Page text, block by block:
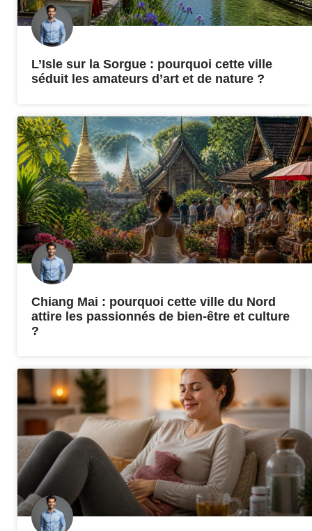
L’Isle sur la Sorgue : pourquoi cette ville
séduit les amateurs d’art et de nature ?
Chiang Mai : pourquoi cette ville du Nord
attire les passionnés de bien-être et culture
?